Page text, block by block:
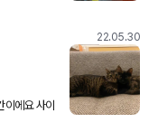
22.05.30
에요 사이
이뿌게